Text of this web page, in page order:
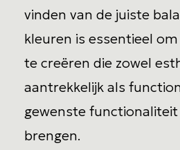
vinden van de juiste
kleuren is essentieel
te creëren die zowel
aantrekkelijk als
gewenste
brengen.